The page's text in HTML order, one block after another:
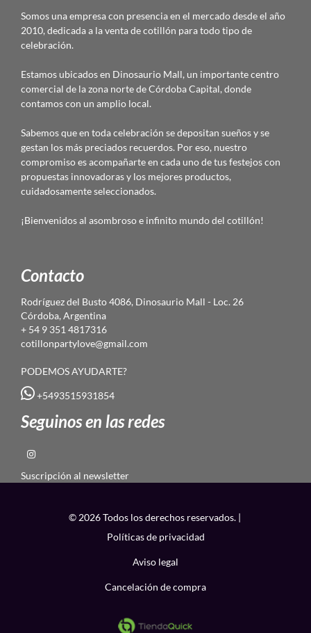
Somos una empresa con presencia en el mercado desde el año
2010, dedicada a la venta de cotillón para todo tipo de
celebración.
Estamos ubicados en Dinosaurio Mall, un importante centro
comercial de la zona norte de Córdoba Capital, donde
contamos con un amplio local.
Sabemos que en toda celebración se depositan sueños y se
gestan los más preciados recuerdos. Por eso, nuestro
compromiso es acompañarte en cada uno de tus festejos con
propuestas innovadoras y los mejores productos,
cuidadosamente seleccionados.
¡Bienvenidos al asombroso e infinito mundo del cotillón!
Contacto
Rodríguez del Busto 4086, Dinosaurio Mall - Loc. 26
Córdoba, Argentina
+ 54 9 351 4817316
cotillonpartylove@gmail.com
PODEMOS AYUDARTE?
+5493515931854
Seguinos en las redes
Suscripción al newsletter
© 2026 Todos los derechos reservados. |
Políticas de privacidad
Aviso legal
Cancelación de compra